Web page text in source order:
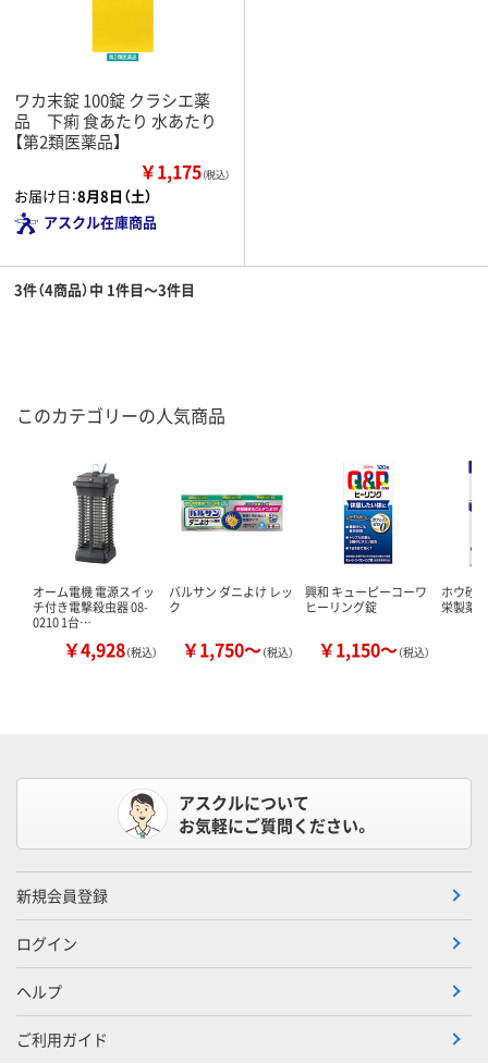
ワカ末錠 100錠 クラシエ薬
品 下痢 食あたり 水あたり
【第2類医薬品】
￥1,175（税込）
お届け日：8月8日（土）
アスクル在庫商品
3件（4商品）中 1件目～3件目
このカテゴリーの人気商品
オーム電機 電源スイッ
チ付き電撃殺虫器 08-
0210 1台…
￥4,928（税込）
バルサン ダニよけ レッ
ク
￥1,750～（税込）
興和 キューピーコーワ
ヒーリング錠
￥1,150～（税込）
ホウ砂（
栄製薬
アスクルについて
お気軽にご質問ください。
新規会員登録
ログイン
ヘルプ
ご利用ガイド